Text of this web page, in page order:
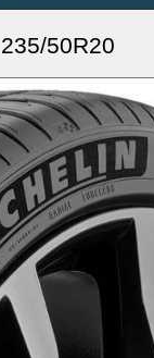
235/50R20